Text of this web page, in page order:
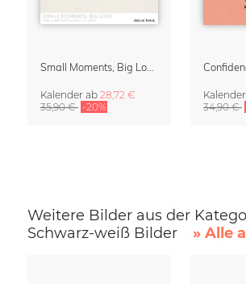
Small Moments, Big Love – Mutterschaftskalender von Giselle Dekel
Kalender ab 28,72 €
35,90 € -20%
Kalender
34,90 €
Weitere Bilder aus der
Schwarz-weiß Bilder
» Alle